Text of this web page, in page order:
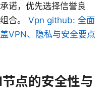
诺，优先选择信誉良
合。 Vpn github: 全面
VPN、隐私与安全要点
点的安全性与